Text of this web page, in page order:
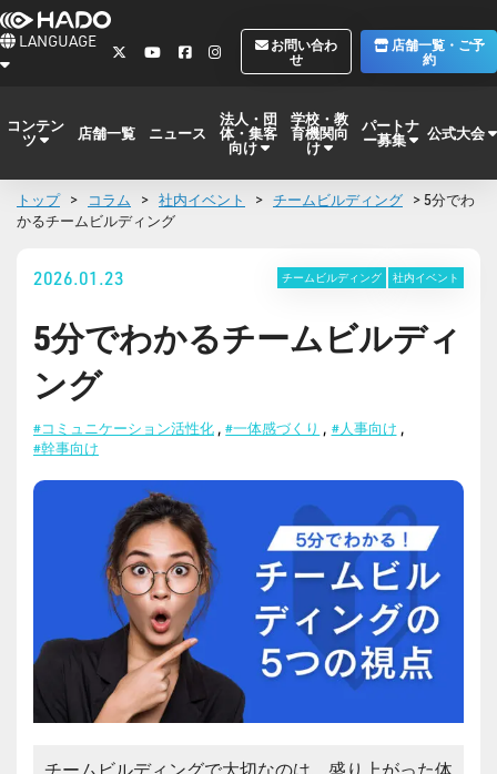
LANGUAGE
お問い合わ
せ
店舗一覧・ご予
約
コンテン
ツ 店舗一覧 ニュース
法人・団
体・集客
向け
学校・教
育機関向
け
パートナ
ー募集 公式大会
トップ > コラム > 社内イベント > チームビルディング > 5分でわ
かるチームビルディング
2026.01.23 チームビルディング 社内イベント
5分でわかるチームビルディ
ング
#コミュニケーション活性化 , #一体感づくり , #人事向け ,
#幹事向け
チームビルディングで大切なのは、盛り上がった体